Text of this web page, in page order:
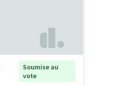
Soumise au
vote